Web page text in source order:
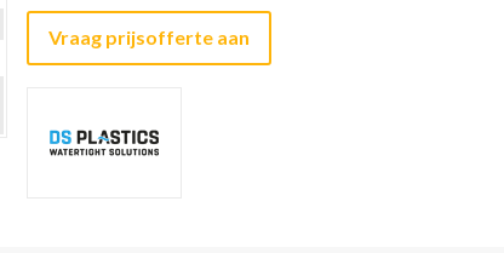
Vraag prijsofferte aan